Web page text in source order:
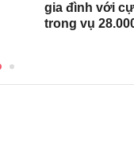
gia đình với
trong vụ